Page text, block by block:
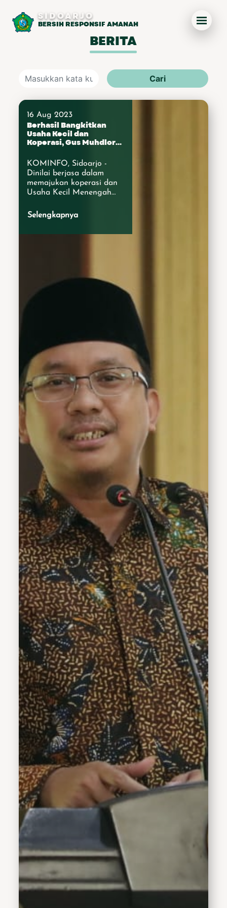
SIDOARJO
BERSIH RESPONSIF AMANAH
BERITA
Cari
16 Aug 2023
Berhasil Bangkitkan
Usaha Kecil dan
Koperasi, Gus Muhdlor
Bakti dari Kemenkop
UKM
KOMINFO, Sidoarjo -
Dinilai berjasa dalam
memajukan koperasi dan
Usaha Kecil Menengah
Ahmad Muhdlor Ali
diganjar penghargaan
Sidoarjo Ahmad Muhdlor
yang berhalangan hadir
diwakili Kepala Dinas
dharmabaktinya Gus
Muhdlor panggilan akrab
Bupati Sidoarjo dalam
menciptakan ekosistem
yang mendukung
pertumbuhan koperasi
dan usaha kecil menengah
di Kabupaten Sidoarjo.
Melalui berbagai inisiatif
dan kinerja progresif,
seperti pelatihan,
pendampingan, akses
permodalan, dan fasilitasi
pasar telah memberikan
kontribusi nyata dalam
memajukan kedua sektor
tersebut. Gus Muhdlor
mengungkapkan rasa
syukurnya atas apresiasi
dari Kementerian Koperasi
dan Usaha Kecil dan
Menengah Republik
Indonesia kepada
Kabupaten Sidoarjo. "Saya
ucapkan terimakasih atas
apresiasi yang diberikan
kepada saya dan untuk
Sidoarjo. Hal ini tak lepas
dari upaya semua pihak
khususnya Dinas Koperasi
dan Usaha Mikro
Kabupaten Sidoarjo yang
ikut mendukung semua
program untuk
memajukan ekonomi lokal
melalui pemberdayaan
koperasi serta usaha kecil
menengah," kata Gus
Muhdlor usai membuka
pelatihan menjahit di
Kecamatan Candi. Selasa,
(15/8/2023).Penghargaan
Jasa Bakti dalam Bidang
Koperasi dan Usaha Kecil
Menengah merupakan
penghargaan bergengsi
dan menjadi bukti bentuk
komitmen Gus Muhdlor
dalam memajukan sektor
ekonomi kerakyatan yang
pada kesejahteraan
masyarakat di Kabupaten
Sidoarjo.Kepala Dinas
Mikro, Edi Kurniadi
mengatakan penilaian
Selengkapnya